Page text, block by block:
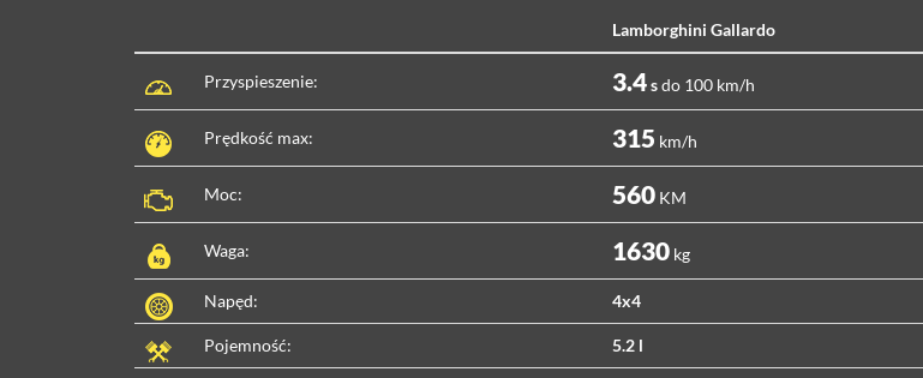
Lamborghini Gallardo
Przyspieszenie: 3.4sdo 100 km/h
Prędkość max: 315 km/h
Moc: 560 KM
Waga: 1630 kg
Napęd: 4x4
Pojemność: 5.2 l